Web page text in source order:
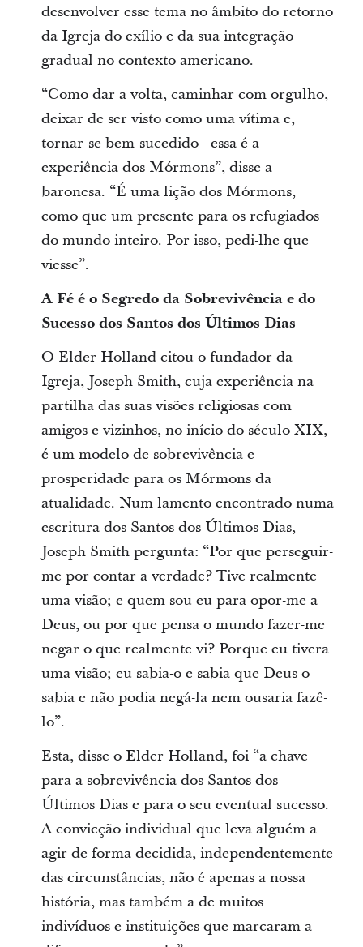
desenvolver esse tema no âmbito do retorno
da Igreja do exílio e da sua integração
gradual no contexto americano.
“Como dar a volta, caminhar com orgulho,
deixar de ser visto como uma vítima e,
tornar-se bem-sucedido - essa é a
experiência dos Mórmons”, disse a
baronesa. “É uma lição dos Mórmons,
como que um presente para os refugiados
do mundo inteiro. Por isso, pedi-lhe que
viesse”.
A Fé é o Segredo da Sobrevivência e do
Sucesso dos Santos dos Últimos Dias
O Elder Holland citou o fundador da
Igreja, Joseph Smith, cuja experiência na
partilha das suas visões religiosas com
amigos e vizinhos, no início do século XIX,
é um modelo de sobrevivência e
prosperidade para os Mórmons da
atualidade. Num lamento encontrado numa
escritura dos Santos dos Últimos Dias,
Joseph Smith pergunta: “Por que perseguir-
me por contar a verdade? Tive realmente
uma visão; e quem sou eu para opor-me a
Deus, ou por que pensa o mundo fazer-me
negar o que realmente vi? Porque eu tivera
uma visão; eu sabia-o e sabia que Deus o
sabia e não podia negá-la nem ousaria fazê-
lo”.
Esta, disse o Elder Holland, foi “a chave
para a sobrevivência dos Santos dos
Últimos Dias e para o seu eventual sucesso.
A convicção individual que leva alguém a
agir de forma decidida, independentemente
das circunstâncias, não é apenas a nossa
história, mas também a de muitos
indivíduos e instituições que marcaram a